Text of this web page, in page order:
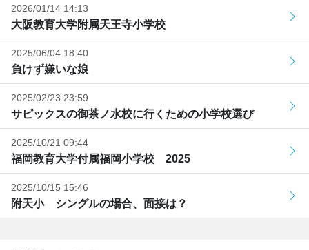
2026/01/14 14:13
大阪教育大学附属天王寺小学校
2025/06/04 18:40
負けず嫌いな娘
2025/02/23 23:59
サピックスの御茶ノ水校に行くための小学校選び
2025/10/21 09:44
福岡教育大学付属福岡小学校 2025
2025/10/15 15:46
附天小 シングルの場合、面接は？